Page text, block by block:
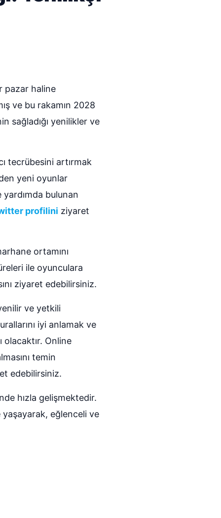
pazar haline
ve bu rakamın 2028
sağladığı yenilikler ve
tecrübesini artırmak
yeni oyunlar
yardımda bulunan
profilini ziyaret
ortamını
ile oyunculara
ziyaret edebilirsiniz.
ve yetkili
iyi anlamak ve
olacaktır. Online
temin
edebilirsiniz.
hızla gelişmektedir.
eğlenceli ve